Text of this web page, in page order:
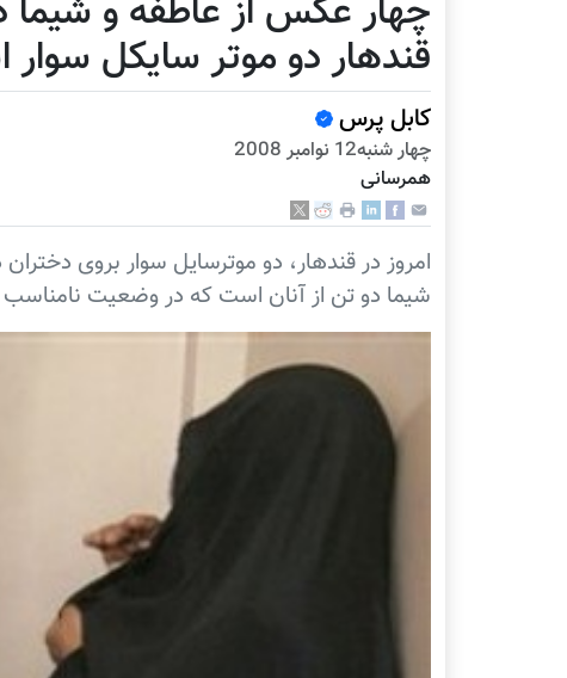
چهار عکس از عاطفه و شیما
قندهار دو موتر سایکل
کابل پرس
چهار شنبه12 نوامبر 2008
همرسانی
امروز در قندهار، دو موترسایل سوار بروی
شیما دو تن از آنان است که در وضعیت نامناسب